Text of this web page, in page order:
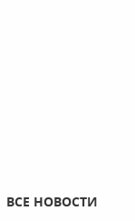
ВСЕ НОВОСТИ